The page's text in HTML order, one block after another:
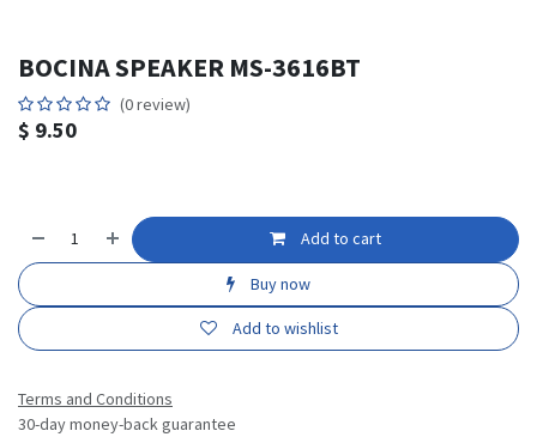
BOCINA SPEAKER MS-3616BT
(0 review)
$ 9.50
Add to cart
Buy now
Add to wishlist
Terms and Conditions
30-day money-back guarantee